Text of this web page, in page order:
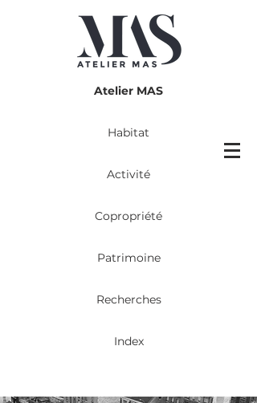
Atelier MAS
Habitat
Activité
Copropriété
Patrimoine
Recherches
Index